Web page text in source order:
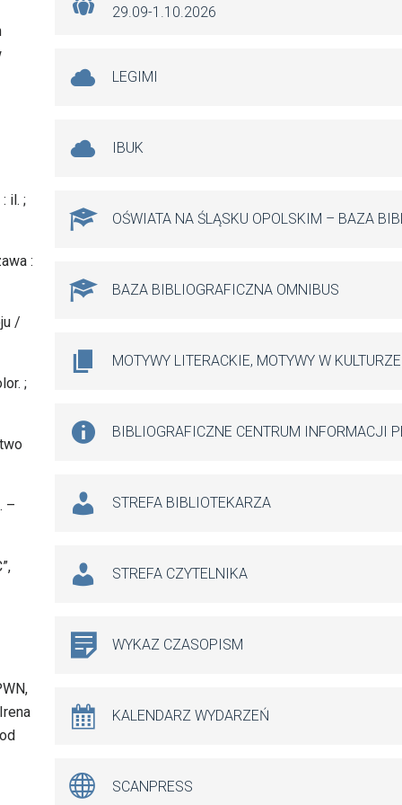
il. ;
:
/
;
–
29.09-1.10.2026
LEGIMI
IBUK
OŚWIATA NA ŚLĄSKU OPOLSKIM – BAZA
BAZA BIBLIOGRAFICZNA OMNIBUS
MOTYWY LITERACKIE, MOTYWY W KULTURZE
BIBLIOGRAFICZNE CENTRUM INFORMACJI
STREFA BIBLIOTEKARZA
STREFA CZYTELNIKA
WYKAZ CZASOPISM
KALENDARZ WYDARZEŃ
SCANPRESS